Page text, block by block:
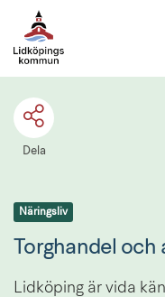
Dela
Näringsliv
Torghandel
Lidköping är vida